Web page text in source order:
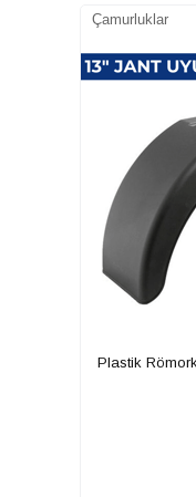
Çamurluklar
Plastik